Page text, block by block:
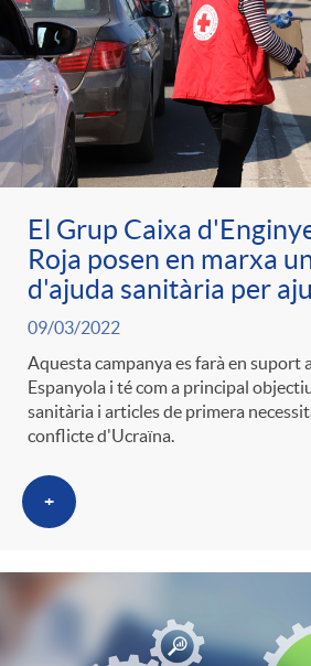
El Grup Caixa
Roja posen en marxa
d'ajuda sanitària per
09/03/2022
Aquesta campanya es farà en suport
Espanyola i té com a principal
sanitària i articles de primera
conflicte d'Ucraïna.
+